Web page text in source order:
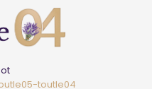
toutle04